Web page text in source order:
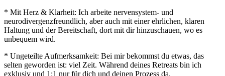
* Mit Herz & Klarheit: Ich arbeite nervensystem- und
neurodivergenzfreundlich, aber auch mit einer ehrlichen, klaren
Haltung und der Bereitschaft, dort mit dir hinzuschauen, wo es
unbequem wird.
* Ungeteilte Aufmerksamkeit: Bei mir bekommst du etwas, das
selten geworden ist: viel Zeit. Während deines Retreats bin ich
exklusiv und 1:1 nur für dich und deinen Prozess da.